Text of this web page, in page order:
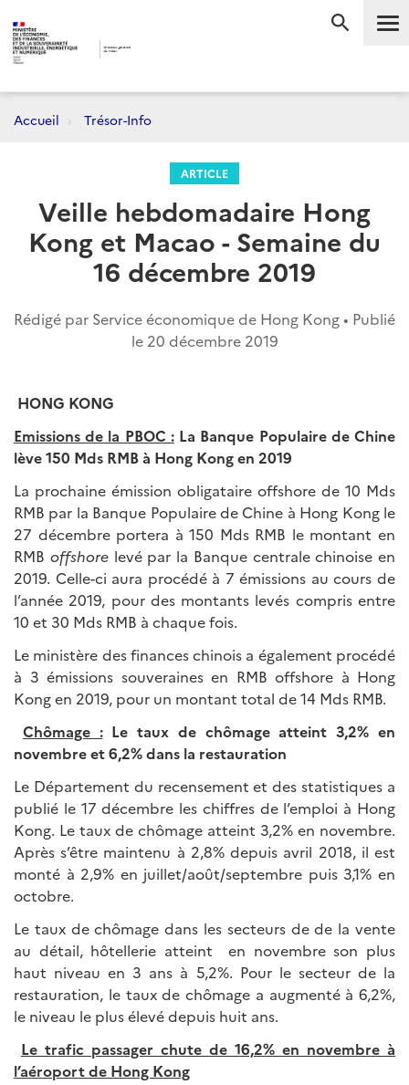
Accueil Trésor-Info
ARTICLE
Veille hebdomadaire Hong
Kong et Macao - Semaine du
16 décembre 2019
Rédigé par Service économique de Hong Kong • Publié
le 20 décembre 2019
HONG KONG
Emissions de la PBOC :La Banque Populaire de Chine
lève 150 Mds RMB à Hong Kong en 2019
La prochaine émission obligataire offshore de 10 Mds
RMB par la Banque Populaire de Chine à Hong Kong le
27 décembre portera à 150 Mds RMB le montant en
RMB offshorelevé par la Banque centrale chinoise en
2019. Celle-ci aura procédé à 7 émissions au cours de
l’année 2019, pour des montants levés compris entre
10 et 30 Mds RMB à chaque fois.
Le ministère des finances chinois a également procédé
à 3 émissions souveraines en RMB offshore à Hong
Kong en 2019, pour un montant total de 14 Mds RMB.
Chômage :Le taux de chômage atteint 3,2% en
novembre et 6,2% dans la restauration
Le Département du recensement et des statistiques a
publié le 17 décembre les chiffres de l’emploi à Hong
Kong. Le taux de chômage atteint 3,2% en novembre.
Après s’être maintenu à 2,8% depuis avril 2018, il est
monté à 2,9% en juillet/août/septembre puis 3,1% en
octobre.
Le taux de chômage dans les secteurs de de la vente
au détail, hôtellerie atteint en novembre son plus
haut niveau en 3 ans à 5,2%. Pour le secteur de la
restauration, le taux de chômage a augmenté à 6,2%,
le niveau le plus élevé depuis huit ans.
Le trafic passager chute de 16,2% en novembre à
l’aéroport de Hong Kong